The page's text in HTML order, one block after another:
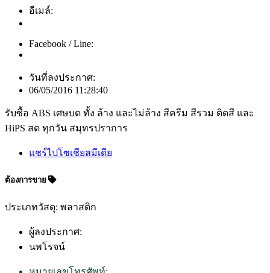
อีเมล์:
Facebook / Line:
วันที่ลงประกาศ:
06/05/2016 11:28:40
รับซื้อ ABS เศษบด ทั้ง ล้าง และไม่ล้าง สีครีม สีรวม ติดสี และ
HiPS สด ทุกวัน สมุทรปราการ
แชร์ไปโซเชียลมีเดีย
ต้องการขาย
ประเภทวัสดุ: พลาสติก
ผู้ลงประกาศ:
นพโรจน์